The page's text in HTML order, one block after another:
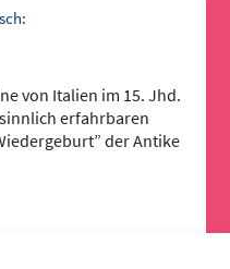
von Italien im 15. Jhd.
erfahrbaren
der Antike